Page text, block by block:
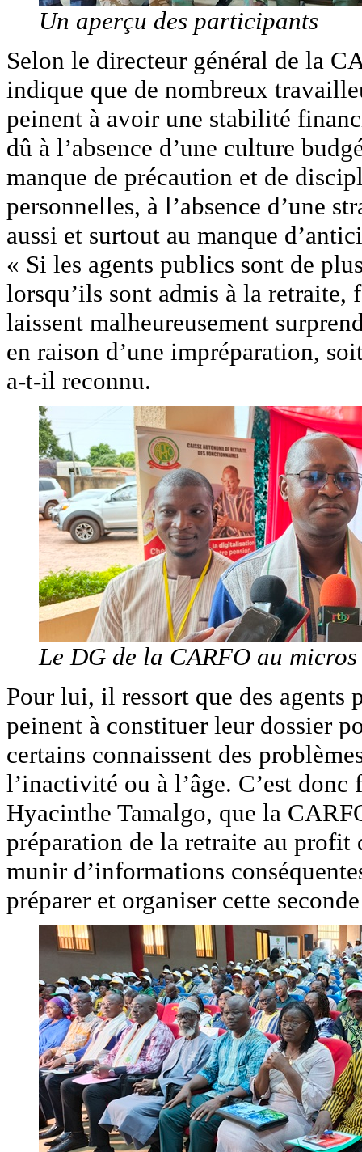
Un aperçu des participants
Selon le directeur général de la
indique que de nombreux
peinent à avoir une stabilité
dû à l’absence d’une culture
manque de précaution et de
personnelles, à l’absence d’une
aussi et surtout au manque
« Si les agents publics sont de
lorsqu’ils sont admis à la retraite,
laissent malheureusement
en raison d’une impréparation,
a-t-il reconnu.
Le DG de la CARFO au
Pour lui, il ressort que des agents
peinent à constituer leur dossier
certains connaissent des
l’inactivité ou à l’âge. C’est
Hyacinthe Tamalgo, que la
préparation de la retraite au profit
munir d’informations
préparer et organiser cette